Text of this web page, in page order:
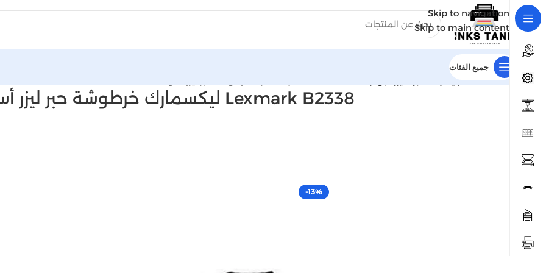
Skip to navigation
Skip to main content
جميع الفئات
الرئيسية
Lexmark B2338 ليكسمارك خرطوشة حبر ليزر أسود | Inks tank
-13%